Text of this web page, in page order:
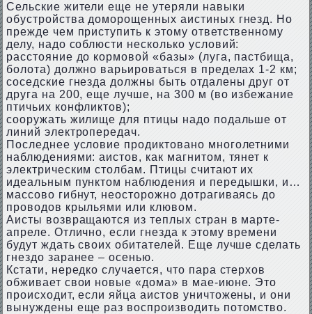
Сельские жители еще не утеряли навыки
обустройства доморощенных аистиных гнезд. Но
прежде чем приступить к этому ответственному
делу, надо соблюсти несколько условий:
расстояние до кормовой «базы» (луга, пастбища,
болота) должно варьироваться в пределах 1-2 км;
соседские гнезда должны быть отдалены друг от
друга на 200, еще лучше, на 300 м (во избежание
птичьих конфликтов);
сооружать жилище для птицы надо подальше от
линий электропередач.
Последнее условие продиктовано многолетними
наблюдениями: аистов, как магнитом, тянет к
электрическим столбам. Птицы считают их
идеальным пунктом наблюдения и передышки, и…
массово гибнут, неосторожно дотрагиваясь до
проводов крыльями или клювом.
Аисты возвращаются из теплых стран в марте-
апреле. Отлично, если гнезда к этому времени
будут ждать своих обитателей. Еще лучше сделать
гнездо заранее – осенью.
Кстати, нередко случается, что пара стерхов
обживает свои новые «дома» в мае-июне. Это
происходит, если яйца аистов уничтожены, и они
вынуждены еще раз воспроизводить потомство.